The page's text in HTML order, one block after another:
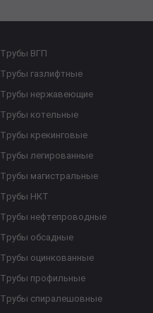
Трубы ВГП
Трубы газлифтные
Трубы нержавеющие
Трубы котельные
Трубы крекинговые
Трубы легированные
Трубы магистральные
Трубы НКТ
Трубы нефтепроводные
Трубы обсадные
Трубы оцинкованные
Трубы профильные
Трубы спиралешовные